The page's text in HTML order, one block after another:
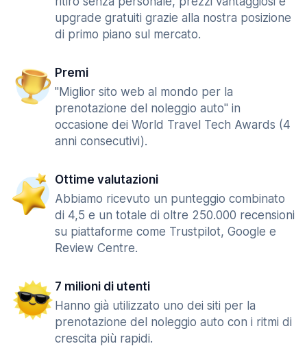
upgrade gratuiti grazie alla nostra posizione
di primo piano sul mercato.
Premi
"Miglior sito web al mondo per la
prenotazione del noleggio auto" in
occasione dei World Travel Tech Awards (4
anni consecutivi).
Ottime valutazioni
Abbiamo ricevuto un punteggio combinato
di 4,5 e un totale di oltre 250.000 recensioni
su piattaforme come Trustpilot, Google e
Review Centre.
7 milioni di utenti
Hanno già utilizzato uno dei siti per la
prenotazione del noleggio auto con i ritmi di
crescita più rapidi.